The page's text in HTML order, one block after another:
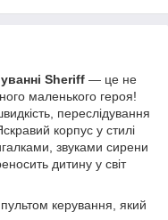
Sheriff — це не
маленького героя!
переслідування
корпус у стилі
звуками сирени
дитину у світ
керування, який